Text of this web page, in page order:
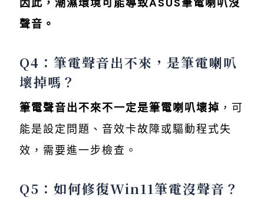
因此，潮濕環境可能導致ASUS筆電喇叭沒
聲音。
Q4：筆電聲音出不來，是筆電喇叭
壞掉嗎？
筆電聲音出不來不一定是筆電喇叭壞掉 ，可
能是設定問題、音效卡故障或驅動程式失
效，需要進一步檢查。
Q5：如何修復Win11筆電沒聲音？